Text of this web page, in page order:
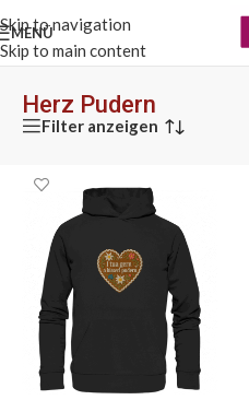
Skip to navigation
Skip to main content
MENÜ
Herz Pudern
Filter anzeigen